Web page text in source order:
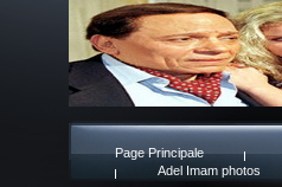
Page Principale
Adel Imam photos